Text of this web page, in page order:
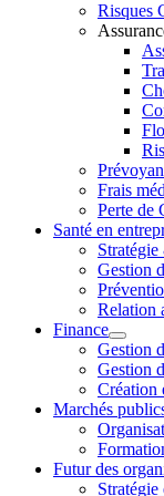
Risques
Frais
Perte de
Santé en
Gestion
Relation
Finance
Gestion
Gestion
Création
Marchés
Futur des
Stratégie